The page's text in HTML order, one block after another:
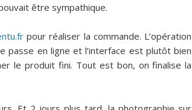
être sympathique.
pour réaliser la commande. L’opération
passe en ligne et l’interface est plutôt bien
le produit fini. Tout est bon, on finalise la